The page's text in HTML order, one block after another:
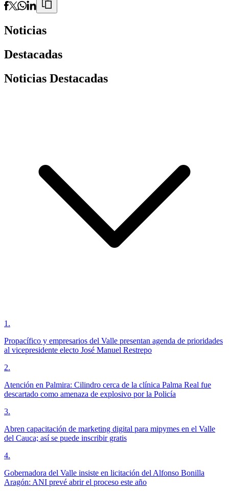
Noticias
Destacadas
Noticias Destacadas
1 .
Propacífico y empresarios del Valle presentan agenda de prioridades
al vicepresidente electo José Manuel Restrepo
2.
Atención en Palmira: Cilindro cerca de la clínica Palma Real fue
descartado como amenaza de explosivo por la Policía
3.
Abren capacitación de marketing digital para mipymes en el Valle
del Cauca; así se puede inscribir gratis
4.
Gobernadora del Valle insiste en licitación del Alfonso Bonilla
Aragón: ANI prevé abrir el proceso este año